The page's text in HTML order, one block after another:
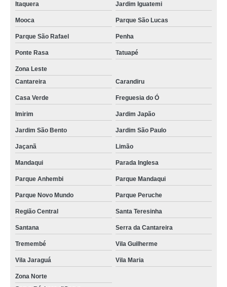
Itaquera Jardim Iguatemi
Mooca Parque São Lucas
Parque São Rafael Penha
Ponte Rasa Tatuapé
Zona Leste
Cantareira
Carandiru
Casa Verde Freguesia do Ó
Imirim Jardim Japão
Jardim São Bento Jardim São Paulo
Jaçanã Limão
Mandaqui Parada Inglesa
Parque Anhembi Parque Mandaqui
Parque Novo Mundo Parque Peruche
Região Central Santa Teresinha
Santana Serra da Cantareira
Tremembé Vila Guilherme
Vila Jaraguá Vila Maria
Zona Norte